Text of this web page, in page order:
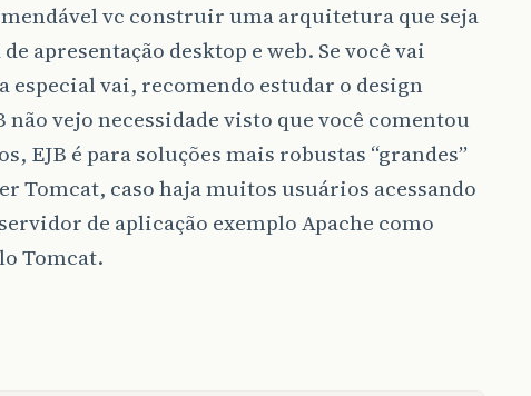
vc construir uma arquitetura que seja
apresentação desktop e web. Se você vai
especial vai, recomendo estudar o design
não vejo necessidade visto que você comentou
EJB é para soluções mais robustas “grandes”
Tomcat, caso haja muitos usuários acessando
de aplicação exemplo Apache como
Tomcat.